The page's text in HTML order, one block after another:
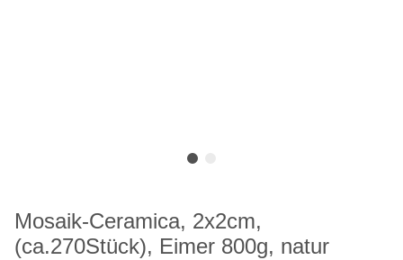
Mosaik-Ceramica, 2x2cm,
(ca.270Stück), Eimer 800g, natur